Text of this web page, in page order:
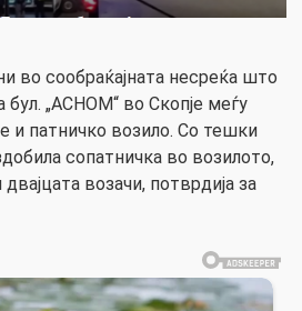
во сообраќајната несреќа што
бул. „АСНОМ“ во Скопје меѓу
и патничко возило. Со тешки
сопатничка во возилото,
возачи, потврдија за